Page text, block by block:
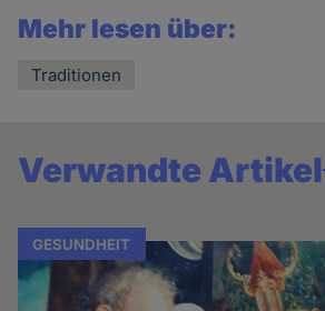
Mehr lesen über:
Traditionen
Verwandte Artikel
GESUNDHEIT